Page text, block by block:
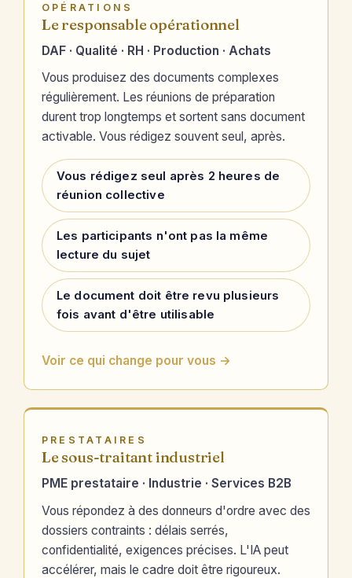
OPÉRATIONS
Le responsable opérationnel
DAF · Qualité · RH · Production · Achats
Vous produisez des documents complexes
régulièrement. Les réunions de préparation
durent trop longtemps et sortent sans document
activable. Vous rédigez souvent seul, après.
Vous rédigez seul après 2 heures de
réunion collective
Les participants n'ont pas la même
lecture du sujet
Le document doit être revu plusieurs
fois avant d'être utilisable
Voir ce qui change pour vous →
PRESTATAIRES
Le sous-traitant industriel
PME prestataire · Industrie · Services B2B
Vous répondez à des donneurs d'ordre avec des
dossiers contraints : délais serrés,
confidentialité, exigences précises. L'IA peut
accélérer, mais le cadre doit être rigoureux.